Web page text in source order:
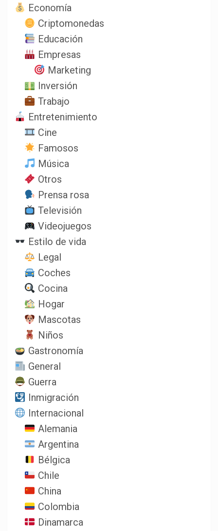
Economía
Criptomonedas
Educación
Empresas
Marketing
Inversión
Trabajo
Entretenimiento
Cine
Famosos
Música
Otros
Prensa rosa
Televisión
Videojuegos
Estilo de vida
Legal
Coches
Cocina
Hogar
Mascotas
Niños
Gastronomía
General
Guerra
Inmigración
Internacional
Alemania
Argentina
Bélgica
Chile
China
Colombia
Dinamarca